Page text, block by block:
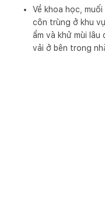
Về khoa học,
côn trùng ở khu
ẩm và khử mùi
vải ở bên trong